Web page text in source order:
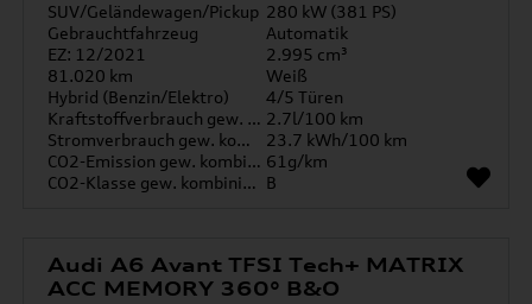
SUV/Geländewagen/Pickup 280 kW (381 PS)
Gebrauchtfahrzeug
Automatik
EZ: 12/2021
2.995 cm³
81.020 km
Weiß
Hybrid (Benzin/Elektro)
4/5 Türen
Kraftstoffverbrauch gew. kombiniert 2.7l/100 km
Stromverbrauch gew. kombiniert
23.7 kWh/100 km
CO2-Emission gew. kombiniert 61g/km
CO2-Klasse gew. kombiniert B
Audi A6 Avant TFSI Tech+ MATRIX
ACC MEMORY 360° B&O